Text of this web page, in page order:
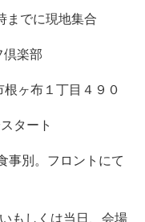
までに現地集合
倶楽部
根ヶ布１丁目４９０
タート
事別。フロントにて
もしくは当日、会場